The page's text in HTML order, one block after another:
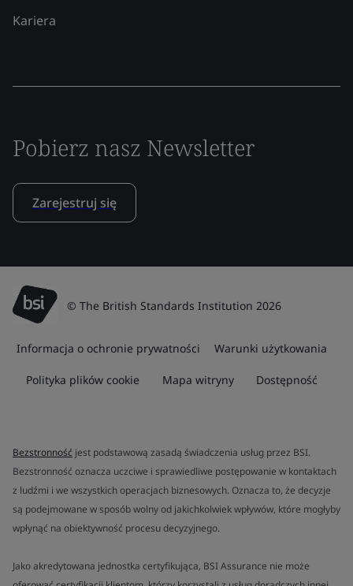
Kariera
Pobierz nasz Newsletter
Zarejestruj się
© The British Standards Institution 2026
Informacja o ochronie prywatności Warunki użytkowania
Polityka plików cookie Mapa witryny Dostępność
Bezstronność jest podstawową zasadą świadczenia usług przez BSI.
Bezstronność oznacza uczciwe i sprawiedliwe postępowanie w kontaktach
z ludźmi i we wszystkich operacjach biznesowych. Oznacza to, że decyzje
są podejmowane w sposób wolny od jakichkolwiek wpływów, które mogłyby
wpłynąć na obiektywność procesu decyzyjnego.
Jako akredytowana jednostka certyfikująca, BSI Assurance nie może